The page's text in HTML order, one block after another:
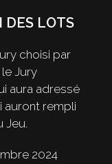
DES LOTS
choisi par
Jury
aura adressé
auront rempli
Jeu.
2024